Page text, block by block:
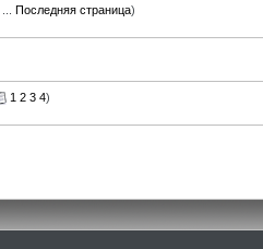
Последняя страница)
1 2 3 4)